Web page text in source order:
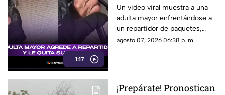
1:17
mayor agrede a
repartidor y le quita su
celular
Un video viral muestra a una
adulta mayor enfrentándose a
un repartidor de paquetes,
exigiendo su entrega y
agosto 07, 2026 06:38 p. m.
¡Prepárate! Pronostican